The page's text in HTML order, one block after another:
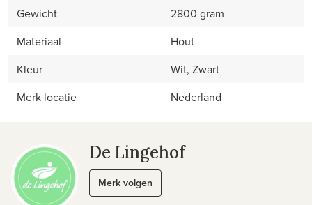
Gewicht
2800 gram
Materiaal
Hout
Kleur
Wit, Zwart
Merk locatie
Nederland
De Lingehof
Merk volgen